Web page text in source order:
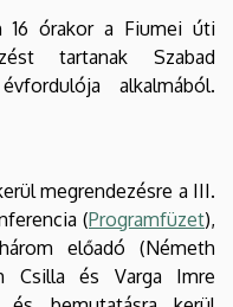
16 órakor a Fiumei úti
tartanak Szabad
alkalmából.
megrendezésre a III.
(Programfüzet),
előadó (Németh
Csilla és Varga Imre